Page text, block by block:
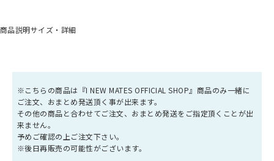
商品説明サイズ・詳細
※こちらの商品は『I NEW MATES OFFICIAL SHOP』商品のみ一緒に
ご注文、おまとめ発送頂く事が出来ます。
その他の商品と合わせてご注文、おまとめ発送をご指定頂くことが出
来ません。
予めご確認の上ご注文下さい。
※後日再販売の可能性がございます。